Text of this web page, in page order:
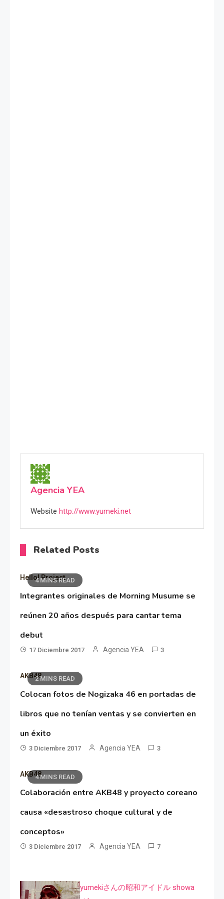
Agencia YEA
Website http://www.yumeki.net
Related Posts
4 MINS READ
Hello! Project
Integrantes originales de Morning Musume se
reúnen 20 años después para cantar tema
debut
17 Diciembre 2017 Agencia YEA 3
2 MINS READ
AKB48
Colocan fotos de Nogizaka 46 en portadas de
libros que no tenían ventas y se convierten en
un éxito
3 Diciembre 2017 Agencia YEA 3
4 MINS READ
AKB48
Colaboración entre AKB48 y proyecto coreano
causa «desastroso choque cultural y de
conceptos»
3 Diciembre 2017 Agencia YEA 7
yumekiさんの昭和アイドル showa